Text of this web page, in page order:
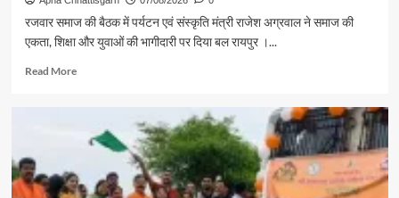
रजवार समाज की बैठक में पर्यटन एवं संस्कृति मंत्री राजेश अग्रवाल ने समाज की
एकता, शिक्षा और युवाओं की भागीदारी पर दिया बल रायपुर ।...
Read MoreRead
एकजुटता
सामाजिक
विकास